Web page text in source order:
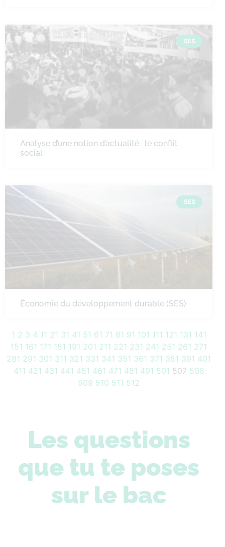
SES
Analyse d’une notion d’actualité : le conflit
social
SES
Économie du développement durable (SES)
1 2 3 4 11 21 31 41 51 61 71 81 91 101 111 121 131 141
151 161 171 181 191 201 211 221 231 241 251 261 271
281 291 301 311 321 331 341 351 361 371 381 391 401
411 421 431 441 451 461 471 481 491 501 507 508
509 510 511 512
Les questions
que tu te poses
sur le bac